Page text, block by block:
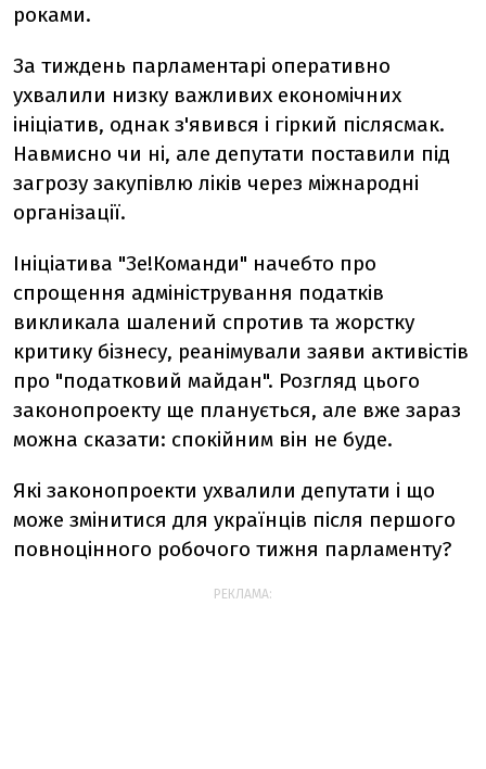
роками.
За тиждень парламентарі оперативно
ухвалили низку важливих економічних
ініціатив, однак з'явився і гіркий післясмак.
Навмисно чи ні, але депутати поставили під
загрозу закупівлю ліків через міжнародні
організації.
Ініціатива "Зе!Команди" начебто про
спрощення адміністрування податків
викликала шалений спротив та жорстку
критику бізнесу, реанімували заяви активістів
про "податковий майдан". Розгляд цього
законопроекту ще планується, але вже зараз
можна сказати: спокійним він не буде.
Які законопроекти ухвалили депутати і що
може змінитися для українців після першого
повноцінного робочого тижня парламенту?
РЕКЛАМА: